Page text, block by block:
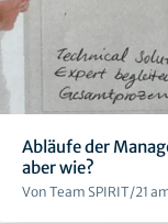
Abläufe der
aber wie?
Von Team SPIRIT/21